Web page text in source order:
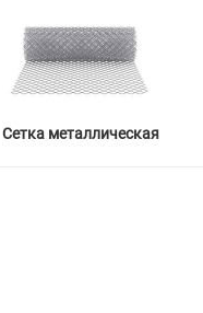
Сетка металлическая